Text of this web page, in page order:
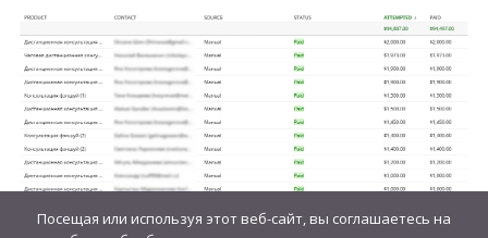
Посещая или используя этот веб-сайт, вы соглашаетесь на